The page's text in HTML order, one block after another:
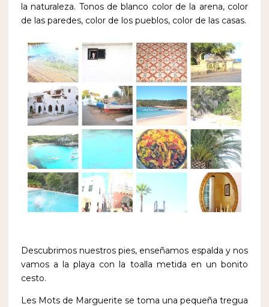
la naturaleza. Tonos de blanco color de la arena, color
de las paredes, color de los pueblos, color de las casas.
Descubrimos nuestros pies, enseñamos espalda y nos
vamos a la playa con la toalla metida en un bonito
cesto.
Les Mots de Marguerite se toma una pequeña tregua